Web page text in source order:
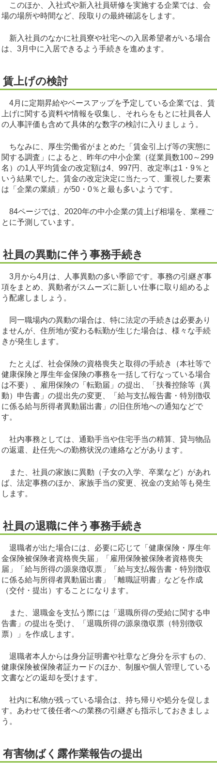
このほか、入社式や新入社員研修を実施する企業では、会
場の場所や時間など、段取りの最終確認をします。
新入社員のなかに社員寮や社宅への入居希望者がいる場合
は、3月中に入居できるよう手続きを進めます。
賃上げの検討
4月に定期昇給やベースアップを予定している企業では、賃
上げに関する資料や情報を収集し、それらをもとに社員各人
の人事評価も含めて具体的な数字の検討に入りましょう。
ちなみに、厚生労働省がまとめた「賃金引上げ等の実態に
関する調査」によると、昨年の中小企業（従業員数100～299
名）の1人平均賃金の改定額は4、997円、改定率は1・9％と
いう結果でした。賃金の改定決定に当たって、重視した要素
は「企業の業績」が50・0％と最も多いようです。
84ページでは、2020年の中小企業の賃上げ相場を、業種ご
とに予測しています。
社員の異動に伴う事務手続き
3月から4月は、人事異動の多い季節です。事務の引継ぎ事
項をまとめ、異動者がスムーズに新しい仕事に取り組めるよ
う配慮しましょう。
同一職場内の異動の場合は、特に法定の手続きは必要あり
ませんが、住所地が変わる転勤が生じた場合は、様々な手続
きが発生します。
たとえば、社会保険の資格喪失と取得の手続き（本社等で
健康保険と厚生年金保険の事務を一括して行なっている場合
は不要）、雇用保険の「転勤届」の提出、「扶養控除等（異
動）申告書」の提出先の変更、「給与支払報告書・特別徴収
に係る給与所得者異動届出書」の旧住所地への通知などで
す。
社内事務としては、通勤手当や住宅手当の精算、貸与物品
の返還、赴任先への勤務状況の連絡などがあります。
また、社員の家族に異動（子女の入学、卒業など）があれ
ば、法定事務のほか、家族手当の変更、祝金の支給等も発生
します。
社員の退職に伴う事務手続き
退職者が出た場合には、必要に応じて「健康保険・厚生年
金保険被保険者資格喪失届」「雇用保険被保険者資格喪失
届」「給与所得の源泉徴収票」「給与支払報告書・特別徴収
に係る給与所得者異動届出書」「離職証明書」などを作成
（交付・提出）することになります。
また、退職金を支払う際には「退職所得の受給に関する申
告書」の提出を受け、「退職所得の源泉徴収票（特別徴収
票）」を作成します。
退職者本人からは身分証明書や社章など身分を示すもの、
健康保険被保険者証カードのほか、制服や個人管理している
文書などの返却を受けます。
社内に私物が残っている場合は、持ち帰りや処分を促しま
す。あわせて後任者への業務の引継ぎも指示しておきましょ
う。
有害物ばく露作業報告の提出